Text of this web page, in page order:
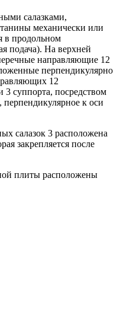
салазками,
механически или
в продольном
подача). На верхней
направляющие 12
перпендикулярно
12
3 суппорта, посредством
к оси
салазок 3 расположена
закрепляется после
плиты расположены